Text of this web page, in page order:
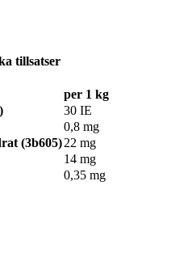
tillsatser
per 1 kg
30 IE
0,8 mg
(3b605)22 mg
14 mg
0,35 mg